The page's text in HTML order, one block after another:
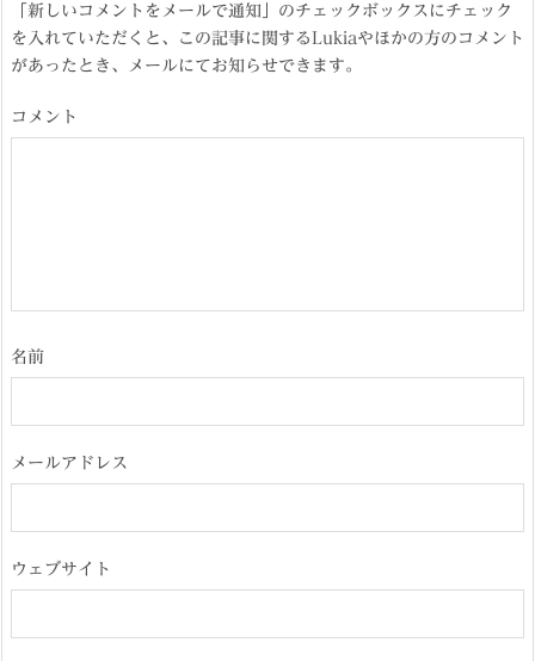
「新しいコメントをメールで通知」のチェックボックスにチェック
を入れていただくと、この記事に関するLukiaやほかの方のコメント
があったとき、メールにてお知らせできます。
コメント
名前
メールアドレス
ウェブサイト